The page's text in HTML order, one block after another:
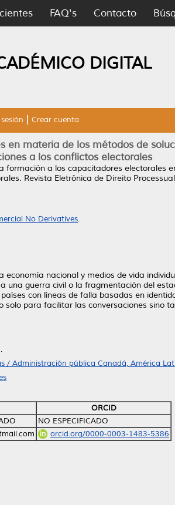
FAQ's Contacto
DIGITAL
Crear cuenta
en materia de los métodos de
a los conflictos electorales
formación a los capacitadores electorales
Revista Eletrônica de Direito
No Derivatives.
nacional y medios de vida
una guerra civil o la fragmentación del
con líneas de falla basadas en
para facilitar las conversaciones sino
/ Administración pública Canadá, América
ORCID
NO ESPECIFICADO
orcid.org/0000-0003-1483-5386